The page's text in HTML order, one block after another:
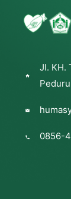
Jl. KH.
0856-